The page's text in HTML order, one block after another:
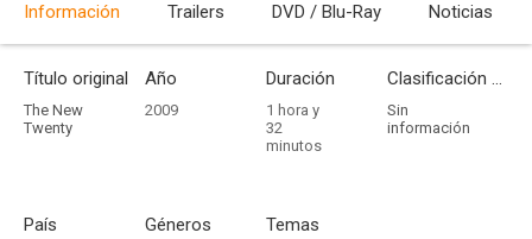
Información Trailers DVD / Blu-Ray Noticias
Título original
The New
Twenty
Año
2009
Duración
1 hora y
32
minutos
Clasificación por edades
Sin
información
País Géneros Temas